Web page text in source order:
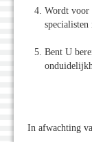
Wordt voor
specialisten
Bent U
In afwachting